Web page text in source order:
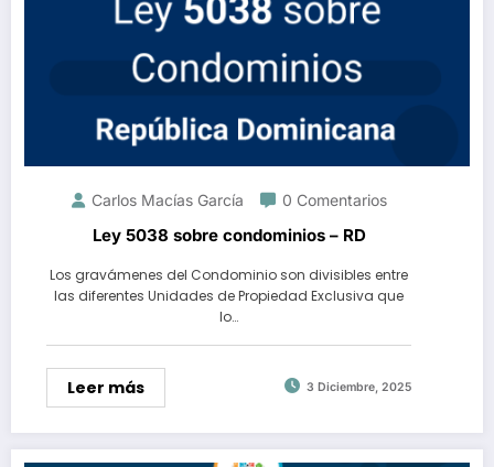
Carlos Macías García 0 Comentarios
Ley 5038 sobre condominios – RD
Los gravámenes del Condominio son divisibles entre
las diferentes Unidades de Propiedad Exclusiva que
lo…
Leer más 3 Diciembre, 2025